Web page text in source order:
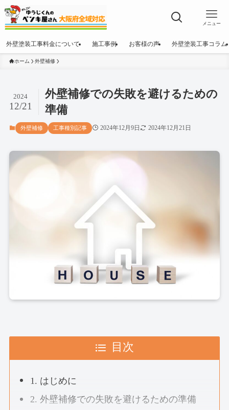
メニュー
外壁塗装工事料金について 施工事例 お客様の声 外壁塗装工事コラム
ホーム 外壁補修
外壁補修での失敗を避けるための
準備
2024
12/21
外壁補修 工事種別記事 2024年12月9日 2024年12月21日
目次
1. はじめに
2. 外壁補修での失敗を避けるための準備